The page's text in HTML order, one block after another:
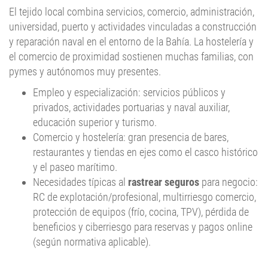
El tejido local combina servicios, comercio, administración,
universidad, puerto y actividades vinculadas a construcción
y reparación naval en el entorno de la Bahía. La hostelería y
el comercio de proximidad sostienen muchas familias, con
pymes y autónomos muy presentes.
Empleo y especialización: servicios públicos y
privados, actividades portuarias y naval auxiliar,
educación superior y turismo.
Comercio y hostelería: gran presencia de bares,
restaurantes y tiendas en ejes como el casco histórico
y el paseo marítimo.
Necesidades típicas al rastrear seguros para negocio:
RC de explotación/profesional, multirriesgo comercio,
protección de equipos (frío, cocina, TPV), pérdida de
beneficios y ciberriesgo para reservas y pagos online
(según normativa aplicable).